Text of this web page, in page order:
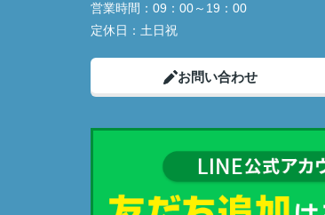
営業時間： 09：00～19：00
定休日： 土日祝
お問い合わせ